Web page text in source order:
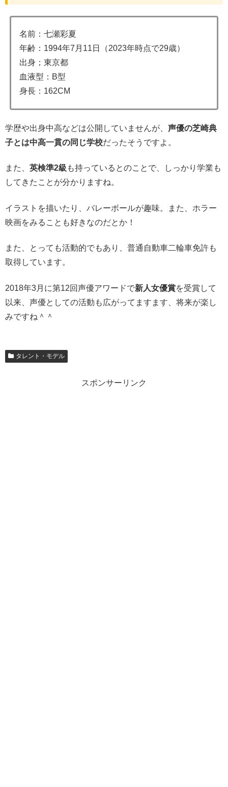
名前：七瀬彩夏
年齢：1994年7月11日（2023年時点で29歳）
出身；東京都
血液型：B型
身長：162CM
学歴や出身中高などは公開していませんが、 声優の芝崎典
子とは中高一貫の同じ学校だったそうですよ。
また、 英検準2級 も持っているとのことで、しっかり学業も
してきたことが分かりますね。
イラストを描いたり、バレーボールが趣味。また、ホラー
映画をみることも好きなのだとか！
また、とっても活動的でもあり、普通自動車二輪車免許も
取得しています。
2018年3月に第12回声優アワードで新人女優賞を受賞して
以来、声優としての活動も広がってますます、将来が楽し
みですね＾＾
タレント・モデル
スポンサーリンク